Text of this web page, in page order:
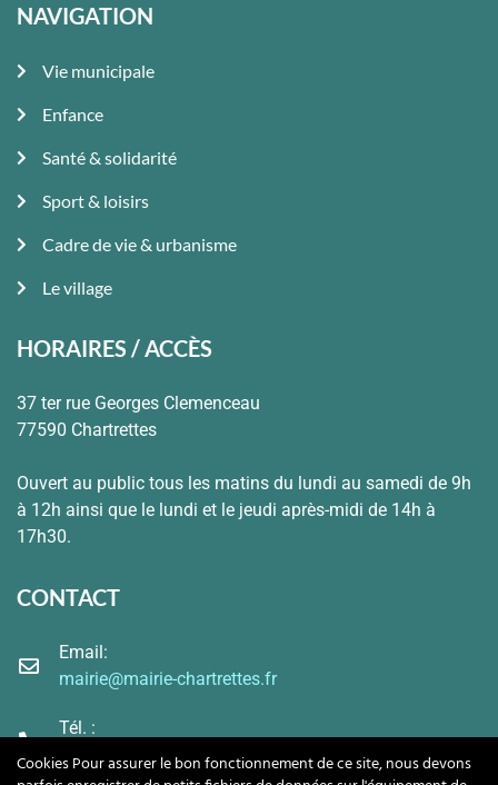
NAVIGATION
Vie municipale
Enfance
Santé & solidarité
Sport & loisirs
Cadre de vie & urbanisme
Le village
HORAIRES / ACCÈS
37 ter rue Georges Clemenceau
77590 Chartrettes
Ouvert au public tous les matins du lundi au samedi de 9h
à 12h ainsi que le lundi et le jeudi après-midi de 14h à
17h30.
CONTACT
Email:
mairie@mairie-chartrettes.fr
Tél. :
01.60.69.65.01
Cookies Pour assurer le bon fonctionnement de ce site, nous devons